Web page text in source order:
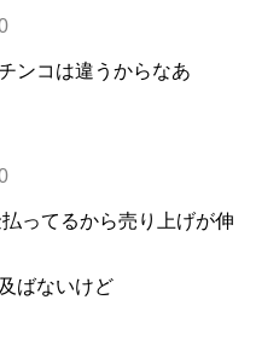
ンコは違うからなあ
ってるから売り上げが伸
ばないけど